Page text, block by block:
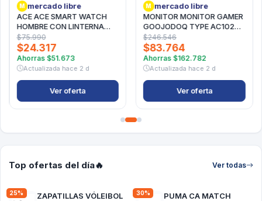
M mercado libre
ACE ACE SMART WATCH
HOMBRE CON LINTERNA
RELOJ INTELIGENT MILITAR
NEGRO
$75.990
$24.317
Ahorras $51.673
Actualizada hace 2 d
Ver oferta
M mercado libre
MONITOR MONITOR GAMER
GOOJODOQ TYPE AC1025
15.6" LCD NEGRO FULL HD,
PORTÁTIL, AJUSTABLE
$246.546
$83.764
Ahorras $162.782
Actualizada hace 2 d
Ver oferta
Top ofertas del día🔥 Ver todas
25%
ZAPATILLAS VÓLEIBOL
30%
PUMA CA MATCH